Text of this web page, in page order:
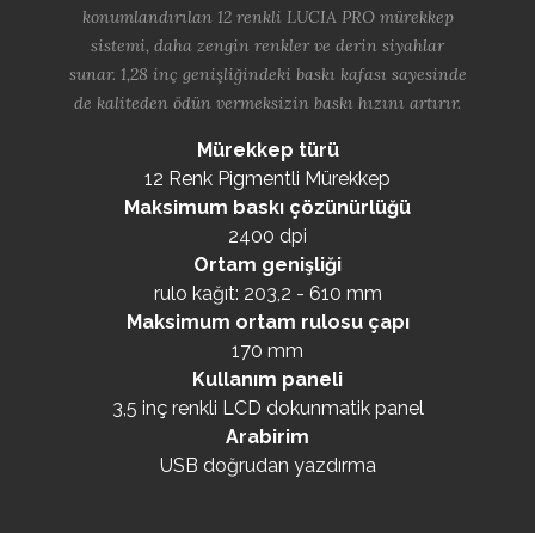
konumlandırılan 12 renkli LUCIA PRO mürekkep
sistemi, daha zengin renkler ve derin siyahlar
sunar. 1,28 inç genişliğindeki baskı kafası sayesinde
de kaliteden ödün vermeksizin baskı hızını artırır.
Mürekkep türü
12 Renk Pigmentli Mürekkep
Maksimum baskı çözünürlüğü
2400 dpi
Ortam genişliği
rulo kağıt: 203,2 - 610 mm
Maksimum ortam rulosu çapı
170 mm
Kullanım paneli
3,5 inç renkli LCD dokunmatik panel
Arabirim
USB doğrudan yazdırma